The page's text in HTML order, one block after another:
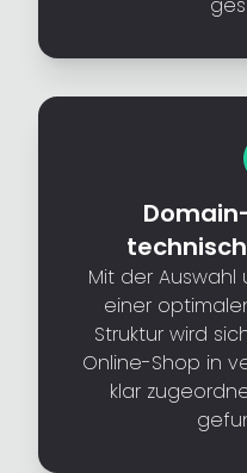
Mit der
einer
Struktur wird
Online-Shop in
klar